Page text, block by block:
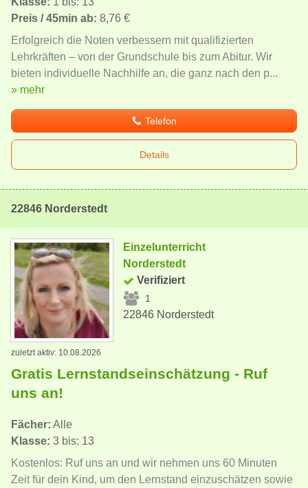
Preis / 45min ab: 8,76 €
Erfolgreich die Noten verbessern mit qualifizierten
Lehrkräften – von der Grundschule bis zum Abitur. Wir
bieten individuelle Nachhilfe an, die ganz nach den p...
» mehr
Telefon
Details
22846 Norderstedt
Einzelunterricht
Norderstedt
Verifiziert
1
22846 Norderstedt
zuletzt aktiv: 10.08.2026
Gratis Lernstandseinschätzung - Ruf
uns an!
Fächer: Alle
Klasse: 3 bis: 13
Kostenlos: Ruf uns an und wir nehmen uns 60 Minuten
Zeit für dein Kind, um den Lernstand einzuschätzen sowie